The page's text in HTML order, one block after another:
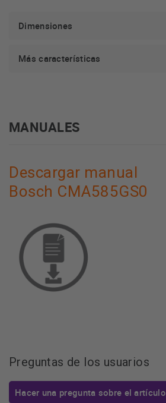
Dimensiones
Más características
MANUALES
Descargar manual
Bosch CMA585GS0
Preguntas de los usuarios
Hacer una pregunta sobre el artículo